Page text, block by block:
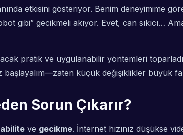
etkisini gösteriyor. Benim deneyimime
gibi” gecikmeli akıyor. Evet, can sıkıcı…
pratik ve uygulanabilir yöntemleri
başlayalım—zaten küçük değişiklikler büyük
Sorun Çıkarır?
ve gecikme. İnternet hızınız düşükse